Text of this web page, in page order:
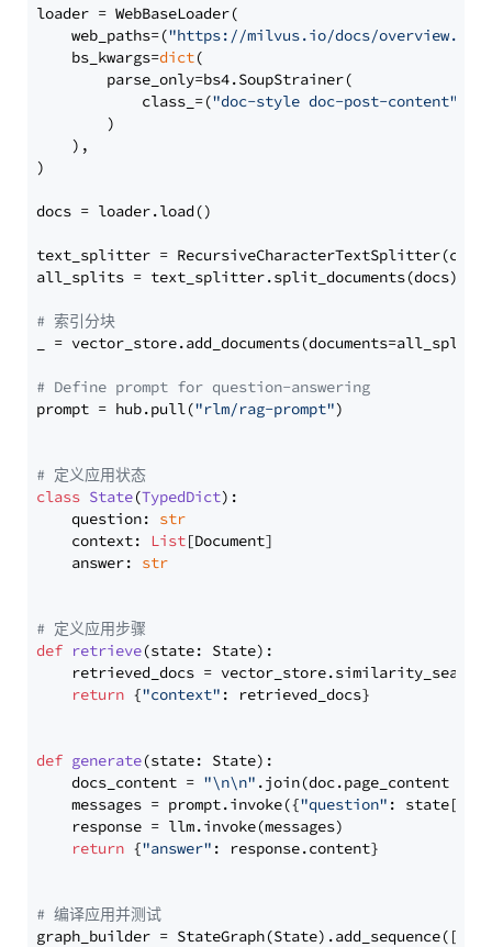
loader = WebBaseLoader(
    web_paths=(
"https://milvus.io/docs/overview.md"
    bs_kwargs=
dict(
        parse_only=bs4.SoupStrainer(
            class_=(
"doc-style doc-post-content"
        )
    ),
)
docs = loader.load()
text_splitter =
all_splits = text_splitter.split_documents(docs)
# 索引分块
_ = vector_store.add_documents(documents=all_splits)
# Define prompt for question-answering
prompt = hub.pull("rlm/rag-prompt")
# 定义应用状态
class State(TypedDict):
    question:
str
    context:
List[Document]
    answer:
str
# 定义应用步骤
def retrieve(state: State):
retrieved_docs =
return {"context" : retrieved_docs}
def generate(state: State):
    docs_content =
"\n\n" .join(doc.page_content
    messages = prompt.invoke({
"question" : state[
    response = llm.invoke(messages)
return {"answer" : response.content}
# 编译应用并测试
graph_builder =